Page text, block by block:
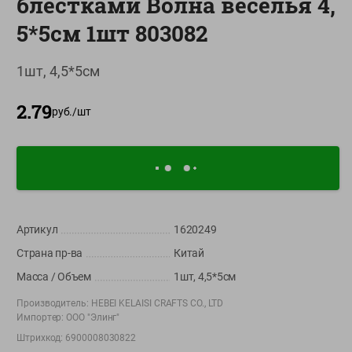
О сервисе
Мой Green
Приложение Green c
доставкой и бонусной картой
+375 44 560-60-61
Время работы Call-центра: Пн.- Пт. с 09.00 до 17.00, СБ, ВС -
выходной
shop@green-market.by
5*5см 1шт 803082
1шт, 4,5*5см
2.79руб./шт
Артикул
1620249
Страна пр-ва
Китай
Масса / Объем
1шт, 4,5*5см
Производитель: HEBEI KELAISI CRAFTS CO., LTD
Импортер: ООО "Элинг"
Штрихкод: 6900008030822